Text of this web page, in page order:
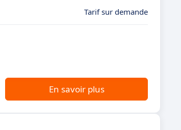
Tarif sur demande
En savoir plus